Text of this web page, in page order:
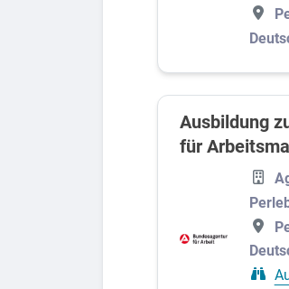
Systemrelevant
Bauwesen und
Gesundheit,
Handwerk und
Logistik und
Technik
Ausbildung
für